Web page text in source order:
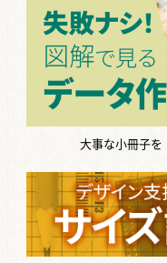
大事な小冊子を